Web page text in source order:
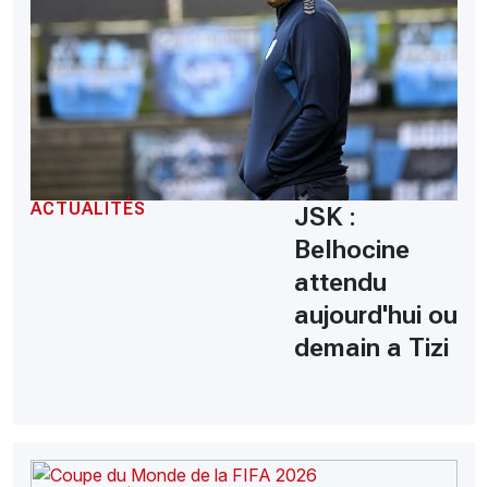
ACTUALITÉS
JSK :
Belhocine
attendu
aujourd'hui ou
demain a Tizi